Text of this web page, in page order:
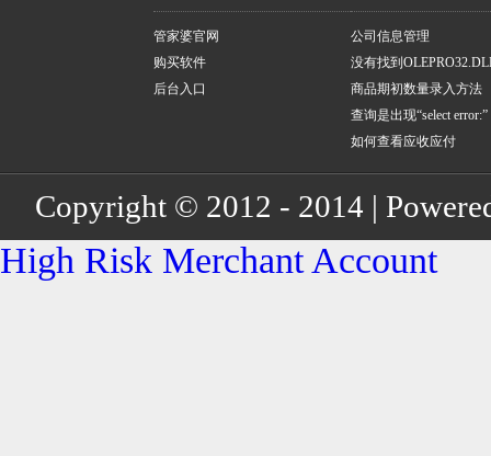
管家婆官网
购买软件
后台入口
公司信息管理
没有找到
商品期初数量录入方法
查询是出现“select
框
如何查看应收应付
Copyright © 2012 - 2014 |
High Risk Merchant Account